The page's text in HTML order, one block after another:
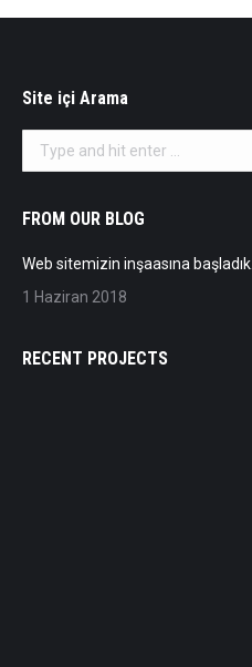
Site içi Arama
Search:
FROM OUR BLOG
Web sitemizin inşaasına başladık.
1 Haziran 2018
RECENT PROJECTS